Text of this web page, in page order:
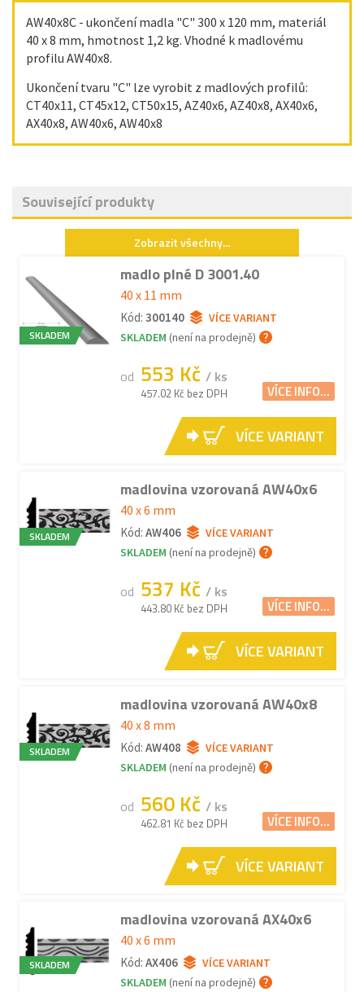
AW40x8C - ukončení madla "C" 300 x 120 mm, materiál
40 x 8 mm, hmotnost 1,2 kg. Vhodné k madlovému
profilu AW40x8.
Ukončení tvaru "C" lze vyrobit z madlových profilů:
CT40x11, CT45x12, CT50x15, AZ40x6, AZ40x8, AX40x6,
AX40x8, AW40x6, AW40x8
Související produkty
Zobrazit všechny...
SKLADEM
madlo plné D 3001.40
40 x 11 mm
Kód: 300140
VÍCE VARIANT
SKLADEM (není na prodejně)
od 553 Kč / ks
457.02 Kč bez DPH VÍCE INFO...
VÍCE VARIANT
SKLADEM
madlovina vzorovaná AW40x6
40 x 6 mm
Kód: AW406
VÍCE VARIANT
SKLADEM (není na prodejně)
od 537 Kč / ks
443.80 Kč bez DPH VÍCE INFO...
VÍCE VARIANT
SKLADEM
madlovina vzorovaná AW40x8
40 x 8 mm
Kód: AW408
VÍCE VARIANT
SKLADEM (není na prodejně)
od 560 Kč / ks
462.81 Kč bez DPH VÍCE INFO...
VÍCE VARIANT
SKLADEM
madlovina vzorovaná AX40x6
40 x 6 mm
Kód: AX406
VÍCE VARIANT
SKLADEM (není na prodejně)